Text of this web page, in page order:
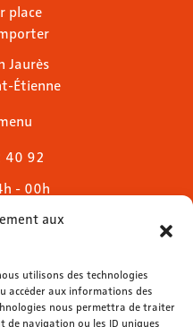
aux
utilisons des technologies
accéder aux informations des
nous permettra de traiter
de navigation ou les ID uniques
place
Jaurès
Étienne
40 92
- 00h
- 00h